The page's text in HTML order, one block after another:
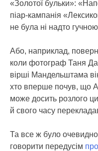
«Золотої бульки»:
піар-кампанія
не була ні надто
Або, наприклад,
коли фотограф Таня
вірші Мандельштама
хто вперше почув, що
може досить розлого
й свого часу
Та все ж було
говорити передусім